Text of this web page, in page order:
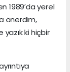
1989’da yerel
önerdim,
ki hiçbir